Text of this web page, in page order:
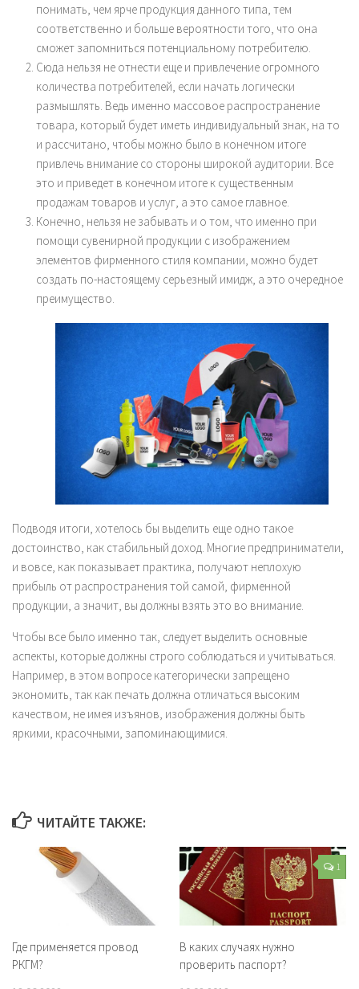
понимать, чем ярче продукция данного типа, тем
соответственно и больше вероятности того, что она
сможет запомниться потенциальному потребителю.
Сюда нельзя не отнести еще и привлечение огромного
количества потребителей, если начать логически
размышлять. Ведь именно массовое распространение
товара, который будет иметь индивидуальный знак, на то
и рассчитано, чтобы можно было в конечном итоге
привлечь внимание со стороны широкой аудитории. Все
это и приведет в конечном итоге к существенным
продажам товаров и услуг, а это самое главное.
Конечно, нельзя не забывать и о том, что именно при
помощи сувенирной продукции с изображением
элементов фирменного стиля компании, можно будет
создать по-настоящему серьезный имидж, а это очередное
преимущество.
Подводя итоги, хотелось бы выделить еще одно такое
достоинство, как стабильный доход. Многие предприниматели,
и вовсе, как показывает практика, получают неплохую
прибыль от распространения той самой, фирменной
продукции, а значит, вы должны взять это во внимание.
Чтобы все было именно так, следует выделить основные
аспекты, которые должны строго соблюдаться и учитываться.
Например, в этом вопросе категорически запрещено
экономить, так как печать должна отличаться высоким
качеством, не имея изъянов, изображения должны быть
яркими, красочными, запоминающимися.
ЧИТАЙТЕ ТАКЖЕ:
Где применяется провод
РКГМ?
1
В каких случаях нужно
проверить паспорт?